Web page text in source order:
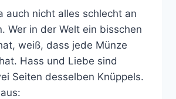
auch nicht alles schlecht an
Wer in der Welt ein bisschen
weiß, dass jede Münze
Hass und Liebe sind
Seiten desselben Knüppels.